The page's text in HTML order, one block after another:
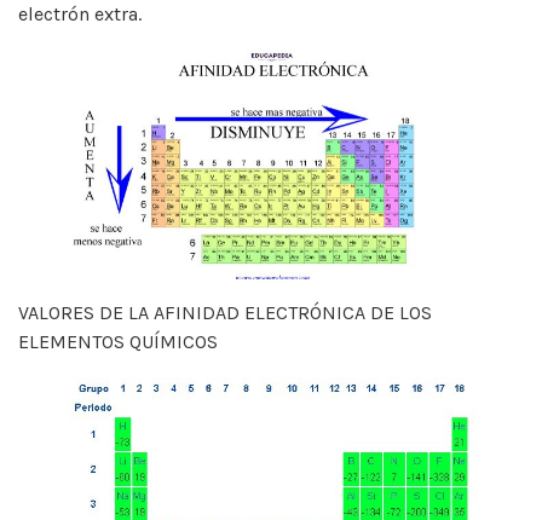
electrón extra.
VALORES DE LA AFINIDAD ELECTRÓNICA DE LOS
ELEMENTOS QUÍMICOS